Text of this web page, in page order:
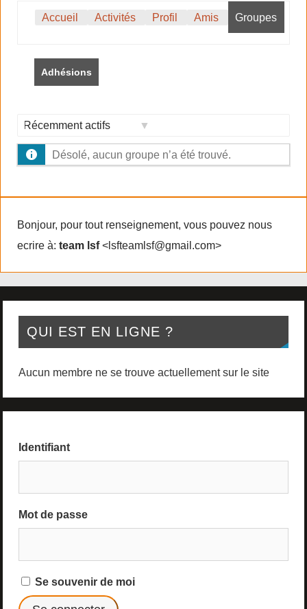
Accueil Activités Profil Amis Groupes
Adhésions
Trier
par:
Désolé, aucun groupe n’a été trouvé.
Bonjour, pour tout renseignement, vous pouvez nous
ecrire à:team lsf<lsfteamlsf@gmail.com>
QUI EST EN LIGNE ?
Aucun membre ne se trouve actuellement sur le site
Identifiant
Mot de passe
Se souvenir de moi